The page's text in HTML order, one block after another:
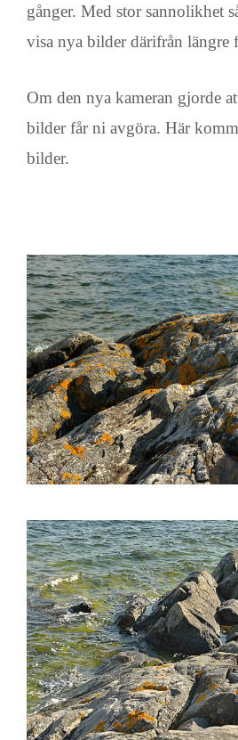
gånger. Med stor sannolikhet
visa nya bilder därifrån längre
Om den nya kameran gjorde
bilder får ni avgöra. Här
bilder.